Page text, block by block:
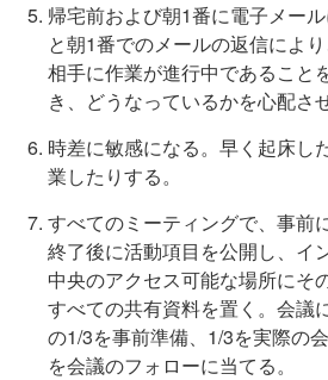
帰宅前および朝1番に電子メー
と朝1番でのメールの返信により
相手に作業が進行中であること
き、どうなっているかを心配さ
時差に敏感になる。早く起床し
業したりする。
すべてのミーティングで、事前
終了後に活動項目を公開し、イ
中央のアクセス可能な場所にそ
すべての共有資料を置く。会議
の1/3を事前準備、1/3を実際の
を会議のフォローに当てる。